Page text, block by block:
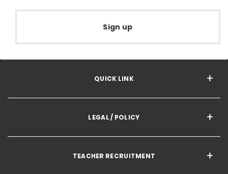
Sign up
QUICK LINK
LEGAL / POLICY
TEACHER RECRUITMENT